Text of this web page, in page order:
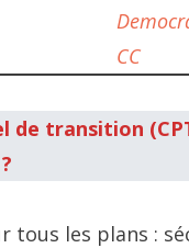
CC
de transition
tous les plans :